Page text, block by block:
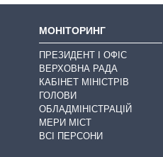
МОНІТОРИНГ
ПРЕЗИДЕНТ І ОФІС
ВЕРХОВНА РАДА
КАБІНЕТ МІНІСТРІВ
ГОЛОВИ
ОБЛАДМІНІСТРАЦІЙ
МЕРИ МІСТ
ВСІ ПЕРСОНИ